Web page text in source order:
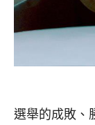
選舉的成敗、